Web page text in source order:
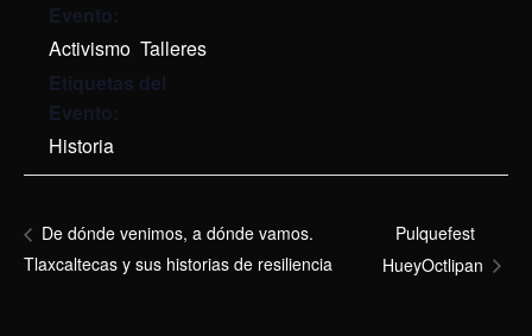
Evento:
Activismo, Talleres
Etiquetas del
Evento:
Historia
De dónde venimos, a dónde vamos.
Tlaxcaltecas y sus historias de resiliencia
Pulquefest
HueyOctlipan